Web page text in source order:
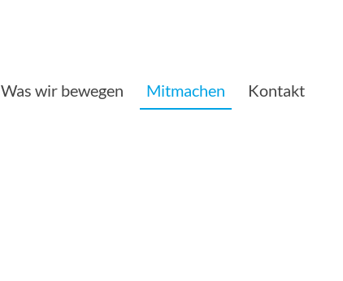
Was wir bewegen Mitmachen Kontakt